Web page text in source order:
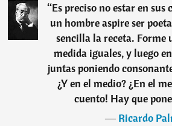
“Es preciso no estar en sus
un hombre aspire ser
sencilla la receta. Forme
medida iguales, y luego
juntas poniendo
¿Y en el medio? ¿En el
cuento! Hay que
―Ricardo